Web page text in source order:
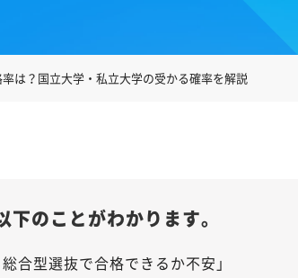
は？国立大学・私立大学の受かる確率を解説
下のことがわかります。
合型選抜で合格できるか不安」